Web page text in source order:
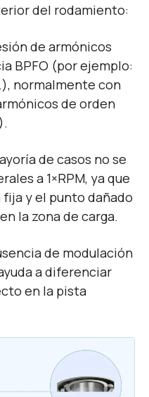
del rodamiento:
de armónicos
BPFO (por ejemplo:
normalmente con
de orden
de casos no se
a 1×RPM, ya que
y el punto dañado
la zona de carga.
de modulación
a diferenciar
en la pista